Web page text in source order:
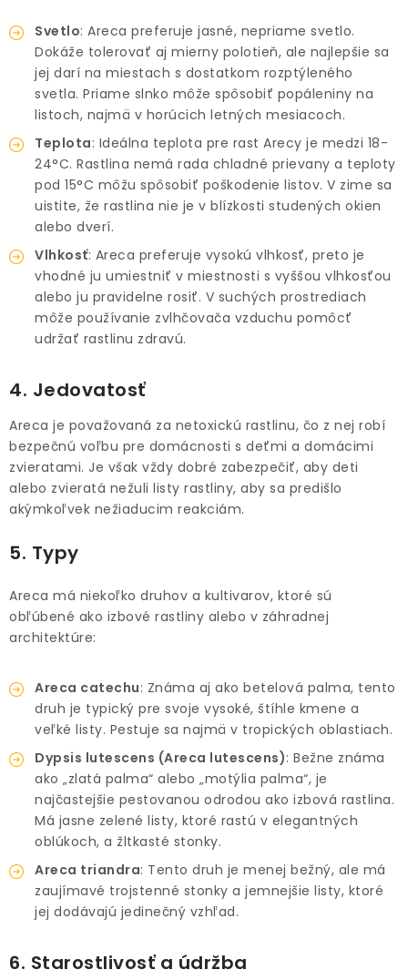
Svetlo: Areca preferuje jasné, nepriame svetlo.
Dokáže tolerovať aj mierny polotieň, ale najlepšie sa
jej darí na miestach s dostatkom rozptýleného
svetla. Priame slnko môže spôsobiť popáleniny na
listoch, najmä v horúcich letných mesiacoch.
Teplota: Ideálna teplota pre rast Arecy je medzi 18-
24°C. Rastlina nemá rada chladné prievany a teploty
pod 15°C môžu spôsobiť poškodenie listov. V zime sa
uistite, že rastlina nie je v blízkosti studených okien
alebo dverí.
Vlhkosť: Areca preferuje vysokú vlhkosť, preto je
vhodné ju umiestniť v miestnosti s vyššou vlhkosťou
alebo ju pravidelne rosiť. V suchých prostrediach
môže používanie zvlhčovača vzduchu pomôcť
udržať rastlinu zdravú.
4. Jedovatosť
Areca je považovaná za netoxickú rastlinu, čo z nej robí
bezpečnú voľbu pre domácnosti s deťmi a domácimi
zvieratami. Je však vždy dobré zabezpečiť, aby deti
alebo zvieratá nežuli listy rastliny, aby sa predišlo
akýmkoľvek nežiaducim reakciám.
5. Typy
Areca má niekoľko druhov a kultivarov, ktoré sú
obľúbené ako izbové rastliny alebo v záhradnej
architektúre:
Areca catechu: Známa aj ako betelová palma, tento
druh je typický pre svoje vysoké, štíhle kmene a
veľké listy. Pestuje sa najmä v tropických oblastiach.
Dypsis lutescens (Areca lutescens): Bežne známa
ako „zlatá palma“ alebo „motýlia palma“, je
najčastejšie pestovanou odrodou ako izbová rastlina.
Má jasne zelené listy, ktoré rastú v elegantných
oblúkoch, a žltkasté stonky.
Areca triandra: Tento druh je menej bežný, ale má
zaujímavé trojstenné stonky a jemnejšie listy, ktoré
jej dodávajú jedinečný vzhľad.
6. Starostlivosť a údržba